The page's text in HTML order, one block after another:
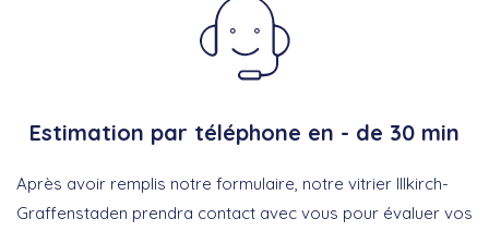
Estimation par téléphone en - de 30 min
Après avoir remplis notre formulaire, notre vitrier Illkirch-
Graffenstaden prendra contact avec vous pour évaluer vos